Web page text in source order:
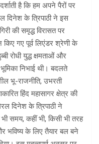
है कि हम अपने पैरों पर
दिनेश के त्रिपाठी ने इस
की समृद्ध विरासत पर
गए पूर्व लिएंडर श्रेणी के
रोधी युद्ध क्षमताओं और
निभाई थी। बदलते
भू-राजनीति, उभरती
हिंद महासागर क्षेत्र की
दिनेश के त्रिपाठी ने
भी समय, कहीं भी, किसी भी तरह
भविष्य के लिए तैयार बल बने